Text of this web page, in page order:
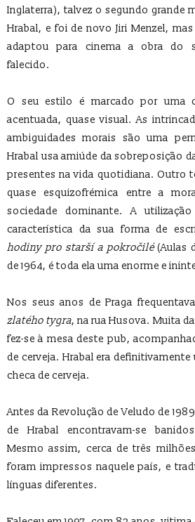
Inglaterra), talvez o segundo grande
Hrabal, e foi de novo Jiri Menzel,
adaptou para cinema a obra do
falecido.
O seu estilo é marcado por uma
acentuada, quase visual. As
ambiguidades morais são uma
Hrabal usa amiúde da sobreposição
presentes na vida quotidiana. Outro
quase esquizofrémica entre a
sociedade dominante. A
característica da sua forma de
hodiny pro starší a pokročilé(Aulas
de 1964, é toda ela uma enorme e
Nos seus anos de Praga
zlatého tygra, na rua Husova. Muita
fez-se à mesa deste pub,
de cerveja. Hrabal era
checa de cerveja.
Antes da Revolução de Veludo de
de Hrabal encontravam-se
Mesmo assim, cerca de três
foram impressos naquele país, e
línguas diferentes.